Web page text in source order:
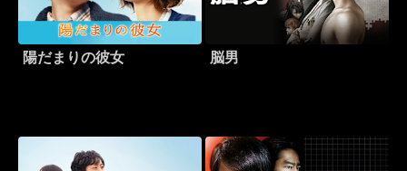
陽だまりの彼女 脳男